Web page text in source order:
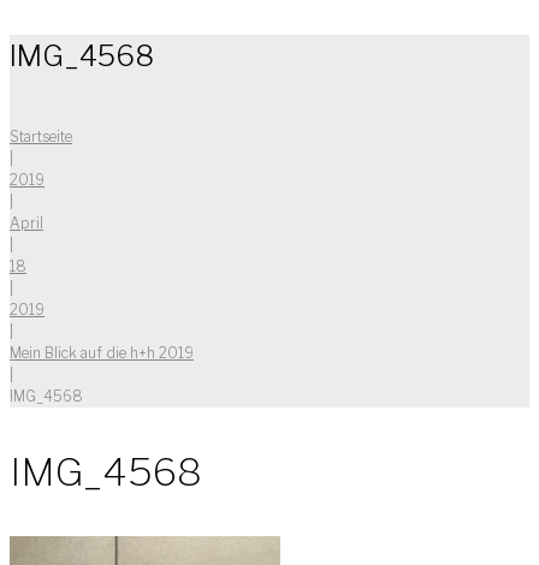
IMG_4568
Startseite
2019
April
18
2019
Mein Blick auf die h+h 2019
IMG_4568
IMG_4568